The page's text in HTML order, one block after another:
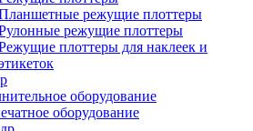
режущие плоттеры
режущие плоттеры
плоттеры для наклеек и
оборудование
оборудование